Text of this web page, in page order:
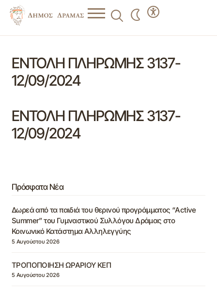
ΕΝΤΟΛΗ ΠΛΗΡΩΜΗΣ 3137-
12/09/2024
ΕΝΤΟΛΗ ΠΛΗΡΩΜΗΣ 3137-
12/09/2024
Πρόσφατα Νέα
Δωρεά από τα παιδιά του θερινού προγράμματος “Active
Summer” του Γυμναστικού Συλλόγου Δράμας στο
Κοινωνικό Κατάστημα Αλληλεγγύης
5 Αυγούστου 2026
ΤΡΟΠΟΠΟΙΗΣΗ ΩΡΑΡΙΟΥ ΚΕΠ
5 Αυγούστου 2026